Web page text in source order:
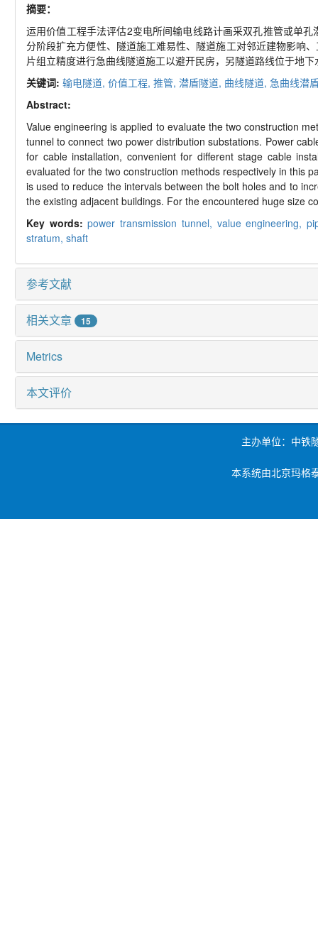
摘要：
运用价值工程手法评估2变电所间输电线路计画采双孔推管或单
分阶段扩充方便性、隧道施工难易性、隧道施工对邻近建物影响
片组立精度进行急曲线隧道施工以避开民房，另隧道路线位于地
关键词: 输电隧道, 价值工程, 推管, 潜盾隧道, 曲线隧道, 急曲线潜
Abstract:
Value engineering is applied to evaluate the two construction
tunnel to connect two power distribution substations. Power
for cable installation, convenient for different stage cable
evaluated for the two construction methods respectively in this
is used to reduce the intervals between the bolt holes and to
the existing adjacent buildings. For the encountered huge size
Key words:power transmission tunnel, value engineering,
stratum, shaft
参考文献
相关文章 15
Metrics
本文评价
主办单位：中铁
本系统由北京玛格